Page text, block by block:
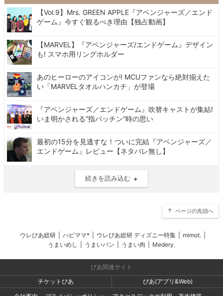
【Vol.9】Mrs. GREEN APPLE『アベンジャーズ／エンド
ゲーム』今すぐ観るべき理由【独占動画】
【MARVEL】『アベンジャーズ/エンドゲーム』デザイン
も! スマホ用リングホルダー
あのヒーローのアイコンが! MCUファンなら絶対揃えた
い「MARVELタオルハンカチ」が登場
『アベンジャーズ／エンドゲーム』吹替キャストが集結!
いま明かされる“指パッチン”時の思い
最初の15分を見逃すな！ついに完結『アベンジャーズ／
エンドゲーム』レビュー【ネタバレ無し】
続きを読み込む
ページの先頭へ
ウレぴあ総研 ハピママ* ウレぴあ総研 ディズニー特集 mimot.
うまいめし
うまいパン うまい肉 Medery.
ぴあ関連サイト
チケットぴあ
ぴあ(アプリ&Web)